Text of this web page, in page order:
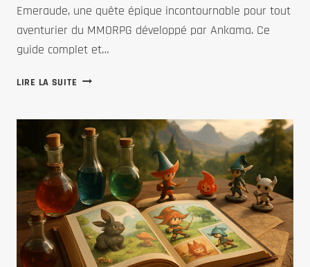
Emeraude, une quête épique incontournable pour tout
aventurier du MMORPG développé par Ankama. Ce
guide complet et…
LIRE LA SUITE PLONGÉE
DE
DOFUS
EMERAUDE
:
GUIDE
COMPLET
ET
ASTUCES